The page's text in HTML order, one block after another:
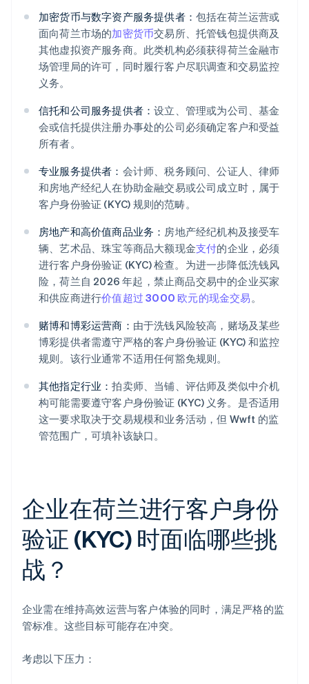
加密货币与数字资产服务提供者： 包括在荷兰运营或
面向荷兰市场的加密货币交易所、托管钱包提供商及
其他虚拟资产服务商。此类机构必须获得荷兰金融市
场管理局的许可，同时履行客户尽职调查和交易监控
义务。
信托和公司服务提供者：设立、管理或为公司、基金
会或信托提供注册办事处的公司必须确定客户和受益
所有者。
专业服务提供者： 会计师、税务顾问、公证人、律师
和房地产经纪人在协助金融交易或公司成立时，属于
客户身份验证 (KYC) 规则的范畴。
房地产和高价值商品业务： 房地产经纪机构及接受车
辆、艺术品、珠宝等商品大额现金支付的企业，必须
进行客户身份验证 (KYC) 检查。为进一步降低洗钱风
险，荷兰自 2026 年起，禁止商品交易中的企业买家
和供应商进行价值超过 3000 欧元的现金交易。
赌博和博彩运营商： 由于洗钱风险较高，赌场及某些
博彩提供者需遵守严格的客户身份验证 (KYC) 和监控
规则。该行业通常不适用任何豁免规则。
其他指定行业：拍卖师、当铺、评估师及类似中介机
构可能需要遵守客户身份验证 (KYC) 义务。是否适用
这一要求取决于交易规模和业务活动，但 Wwft 的监
管范围广，可填补该缺口。
企业在荷兰进行客户身份
验证 (KYC) 时面临哪些挑
战？
企业需在维持高效运营与客户体验的同时，满足严格的监
管标准。这些目标可能存在冲突。
考虑以下压力：